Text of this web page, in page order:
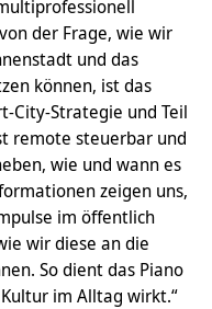
der Frage, wie wir
und das
können, ist das
City-Strategie und Teil
remote steuerbar und
wie und wann es
zeigen uns,
im öffentlich
wir diese an die
So dient das Piano
im Alltag wirkt.“